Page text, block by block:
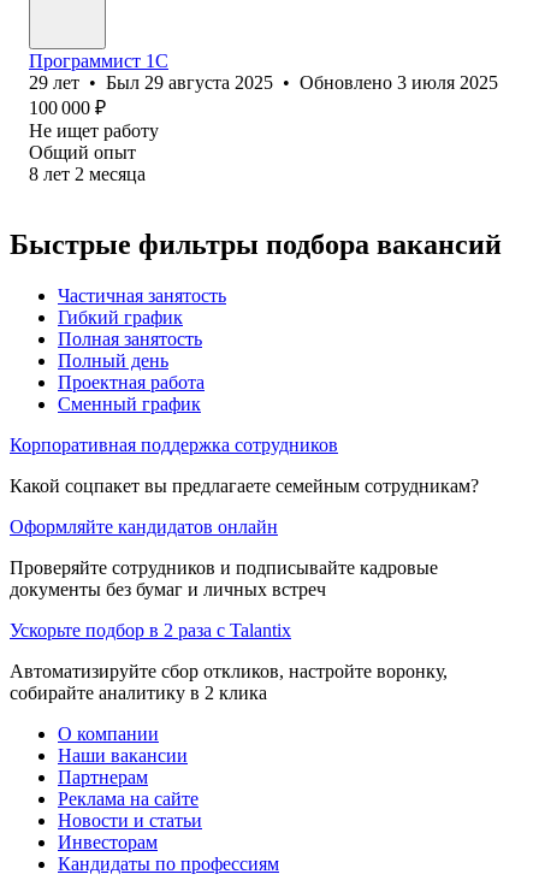
Программист 1С
29 лет • Был 29 августа 2025 • Обновлено 3 июля 2025
100 000 ₽
Не ищет работу
Общий опыт
8 лет 2 месяца
Быстрые фильтры подбора вакансий
Частичная занятость
Гибкий график
Полная занятость
Полный день
Проектная работа
Сменный график
Корпоративная поддержка сотрудников
Какой соцпакет вы предлагаете семейным сотрудникам?
Оформляйте кандидатов онлайн
Проверяйте сотрудников и подписывайте кадровые
документы без бумаг и личных встреч
Ускорьте подбор в 2 раза с Talantix
Автоматизируйте сбор откликов, настройте воронку,
собирайте аналитику в 2 клика
О компании
Наши вакансии
Партнерам
Реклама на сайте
Новости и статьи
Инвесторам
Кандидаты по профессиям